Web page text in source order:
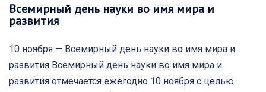
Всемирный день науки во имя мира и
развития
10 ноября — Всемирный день науки во имя мира и
развития Всемирный день науки во имя мира и
развития отмечается ежегодно 10 ноября с целью